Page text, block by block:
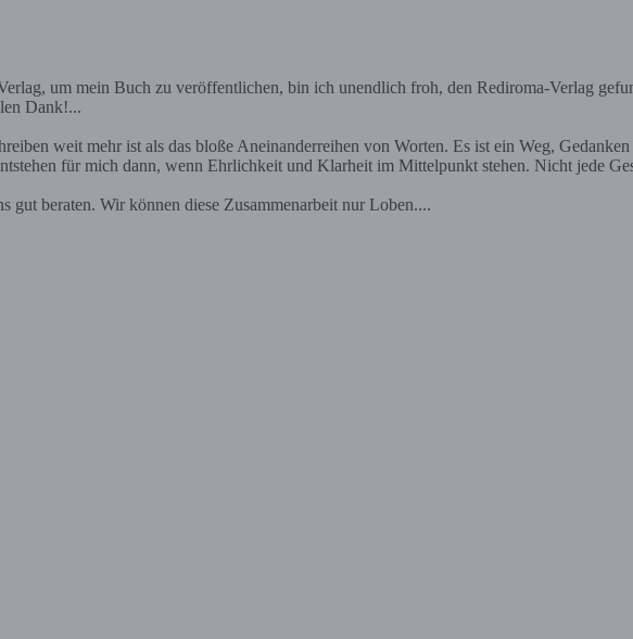
um mein Buch zu veröffentlichen, bin ich unendlich froh, den Rediroma-Verlag
Dank!...
weit mehr ist als das bloße Aneinanderreihen von Worten. Es ist ein Weg,
für mich dann, wenn Ehrlichkeit und Klarheit im Mittelpunkt stehen. Nicht jede
gut beraten. Wir können diese Zusammenarbeit nur Loben....